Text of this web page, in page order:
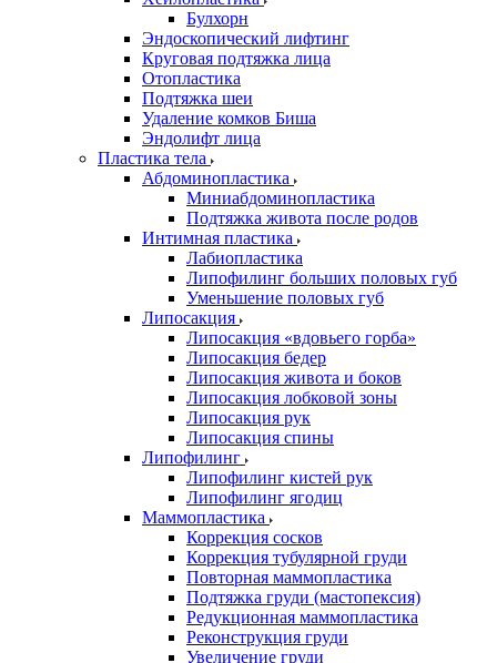
Булхорн
Эндоскопический лифтинг
Круговая подтяжка лица
Отопластика
Подтяжка шеи
Удаление комков Биша
Эндолифт лица
Пластика тела
Абдоминопластика
Миниабдоминопластика
Подтяжка живота после родов
Интимная пластика
Лабиопластика
Липофилинг больших половых губ
Уменьшение половых губ
Липосакция
Липосакция «вдовьего горба»
Липосакция бедер
Липосакция живота и боков
Липосакция лобковой зоны
Липосакция рук
Липосакция спины
Липофилинг
Липофилинг кистей рук
Липофилинг ягодиц
Маммопластика
Коррекция сосков
Коррекция тубулярной груди
Повторная маммопластика
Подтяжка груди (мастопексия)
Редукционная маммопластика
Реконструкция груди
Увеличение груди